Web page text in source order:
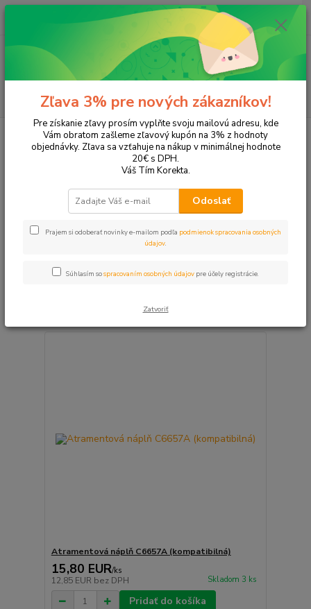
Hľadať
ks
za 0,00 EUR
Tonery a náplne do tlačiarní Hewlett Packard
HP Photosmart
Photosmart 230
Photosmart 230
Upresniť parametre
strana
Atramentová náplň C6657A (kompatibilná)
15,80 EUR/ks
12,85 EUR bez DPH Skladom 3 ks
Pridať do košíka
Zľava 3% pre nových zákazníkov!
Pre získanie zľavy prosím vyplňte svoju mailovú adresu, kde
Vám obratom zašleme zľavový kupón na 3% z hodnoty
objednávky. Zľava sa vzťahuje na nákup v minimálnej hodnote
20€ s DPH.
Váš Tím Korekta.
Odoslať
Prajem si odoberať novinky e-mailom podľa podmienok spracovania osobných
údajov.
Súhlasím sospracovaním osobných údajov pre účely registrácie.
Zatvoriť